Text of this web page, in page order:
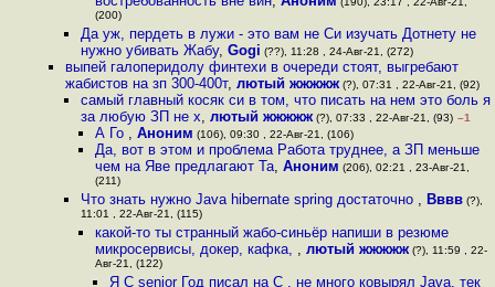
(200)
Да уж, пердеть в лужи - это вам не Си изучать Дотнету не
нужно убивать Жабу, Gogi (??), 11:28 , 24-Авг-21, (272)
выпей галоперидолу финтехи в очереди стоят, выгребают
жабистов на зп 300-400т,лютый жжжжж (?), 07:31 , 22-Авг-21, (92)
самый главный косяк си в том, что писать на нем это боль я
за любую ЗП не х, лютый жжжжж(?), 07:33 , 22-Авг-21, (93) –1
А Го , Аноним (106), 09:30 , 22-Авг-21, (106)
Да, вот в этом и проблема Работа труднее, а ЗП меньше
чем на Яве предлагают Та, Аноним (206), 02:21 , 23-Авг-21,
(211)
Что знать нужно Java hibernate spring достаточно , Вввв(?),
11:01 , 22-Авг-21, (115)
какой-то ты странный жабо-синьёр напиши в резюме
микросервисы, докер, кафка, , лютый жжжжж(?), 11:59 , 22-
Авг-21, (122)
Я C senior Год писал на C , не много ковырял Java, тек